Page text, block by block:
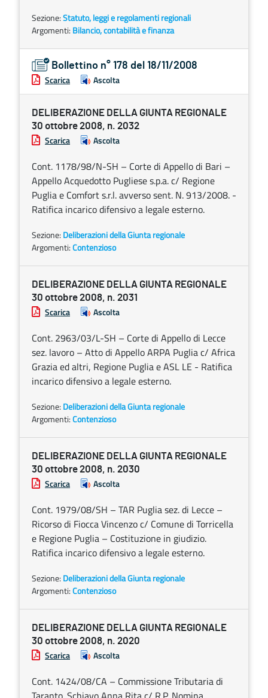
Sezione:Statuto, leggi e regolamenti regionali
Argomenti: Bilancio, contabilità e finanza
Bollettino n° 178 del 18/11/2008
Scarica Ascolta
DELIBERAZIONE DELLA GIUNTA REGIONALE
30 ottobre 2008, n. 2032
Scarica Ascolta
Cont. 1178/98/N-SH – Corte di Appello di Bari –
Appello Acquedotto Pugliese s.p.a. c/ Regione
Puglia e Comfort s.r.l. avverso sent. N. 913/2008. -
Ratifica incarico difensivo a legale esterno.
Sezione: Deliberazioni della Giunta regionale
Argomenti:Contenzioso
DELIBERAZIONE DELLA GIUNTA REGIONALE
30 ottobre 2008, n. 2031
Scarica Ascolta
Cont. 2963/03/L-SH – Corte di Appello di Lecce
sez. lavoro – Atto di Appello ARPA Puglia c/ Africa
Grazia ed altri, Regione Puglia e ASL LE - Ratifica
incarico difensivo a legale esterno.
Sezione: Deliberazioni della Giunta regionale
Argomenti:Contenzioso
DELIBERAZIONE DELLA GIUNTA REGIONALE
30 ottobre 2008, n. 2030
Scarica Ascolta
Cont. 1979/08/SH – TAR Puglia sez. di Lecce –
Ricorso di Fiocca Vincenzo c/ Comune di Torricella
e Regione Puglia – Costituzione in giudizio.
Ratifica incarico difensivo a legale esterno.
Sezione: Deliberazioni della Giunta regionale
Argomenti:Contenzioso
DELIBERAZIONE DELLA GIUNTA REGIONALE
30 ottobre 2008, n. 2020
Scarica Ascolta
Cont. 1424/08/CA – Commissione Tributaria di